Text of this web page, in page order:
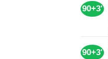
90+3'
90+3'